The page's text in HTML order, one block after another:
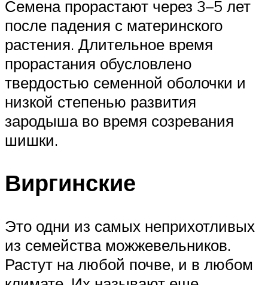
Семена прорастают через 3–5 лет
после падения с материнского
растения. Длительное время
прорастания обусловлено
твердостью семенной оболочки и
низкой степенью развития
зародыша во время созревания
шишки.
Виргинские
Это одни из самых неприхотливых
из семейства можжевельников.
Растут на любой почве, и в любом